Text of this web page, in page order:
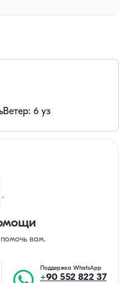
Ветер: 6 уз
вам.
Поддержка WhatsApp
+90 552 822 37